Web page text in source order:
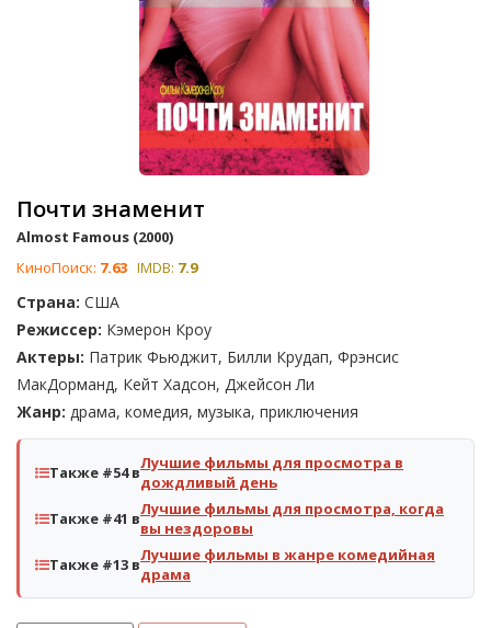
Почти знаменит
Almost Famous (2000)
КиноПоиск: 7.63 IMDB: 7.9
Страна: США
Режиссер: Кэмерон Кроу
Актеры: Патрик Фьюджит, Билли Крудап, Фрэнсис
МакДорманд, Кейт Хадсон, Джейсон Ли
Жанр: драма, комедия, музыка, приключения
Также #54 вЛучшие фильмы для просмотра в
дождливый день
Также #41 вЛучшие фильмы для просмотра, когда
вы нездоровы
Также #13 вЛучшие фильмы в жанре комедийная
драма